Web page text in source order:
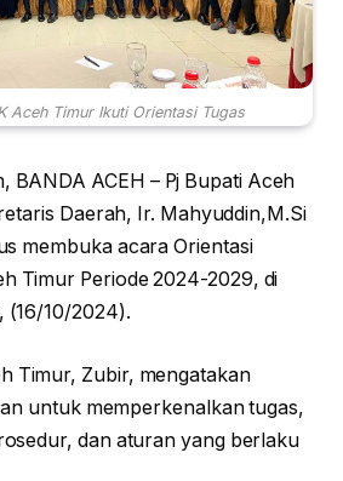
Aceh Timur Ikuti Orientasi Tugas
BANDA ACEH – Pj Bupati Aceh
Daerah, Ir. Mahyuddin,M.Si
membuka acara Orientasi
Timur Periode 2024-2029, di
(16/10/2024).
Timur, Zubir, mengatakan
untuk memperkenalkan tugas,
dan aturan yang berlaku